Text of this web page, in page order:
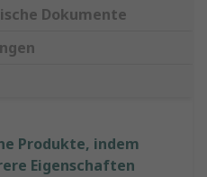
Dokumente
Produkte, indem
Eigenschaften